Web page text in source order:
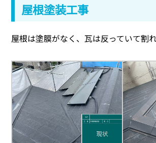
屋根塗装工事
屋根は塗膜がなく、瓦は反っていて割